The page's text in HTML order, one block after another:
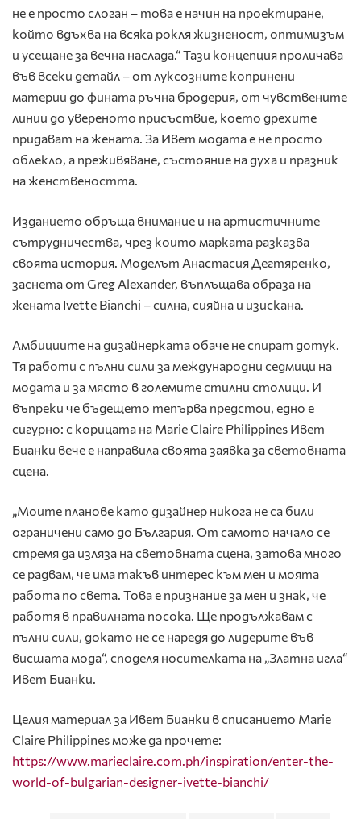
не е просто слоган – това е начин на проектиране,
който вдъхва на всяка рокля жизненост, оптимизъм
и усещане за вечна наслада.“ Тази концепция проличава
във всеки детайл – от луксозните копринени
материи до фината ръчна бродерия, от чувствените
линии до увереното присъствие, което дрехите
придават на жената. За Ивет модата е не просто
облекло, а преживяване, състояние на духа и празник
на женствеността.
Изданието обръща внимание и на артистичните
сътрудничества, чрез които марката разказва
своята история. Моделът Анастасия Дегтяренко,
заснета от Greg Alexander, въплъщава образа на
жената Ivette Bianchi – силна, сияйна и изискана.
Амбициите на дизайнерката обаче не спират дотук.
Тя работи с пълни сили за международни седмици на
модата и за място в големите стилни столици. И
въпреки че бъдещето тепърва предстои, едно е
сигурно: с корицата на Marie Claire Philippines Ивет
Бианки вече е направила своята заявка за световната
сцена.
„Моите планове като дизайнер никога не са били
ограничени само до България. От самото начало се
стремя да изляза на световната сцена, затова много
се радвам, че има такъв интерес към мен и моята
работа по света. Това е признание за мен и знак, че
работя в правилната посока. Ще продължавам с
пълни сили, докато не се наредя до лидерите във
висшата мода“, споделя носителката на „Златна игла“
Ивет Бианки.
Целия материал за Ивет Бианки в списанието Marie
Claire Philippines може да прочете:
https://www.marieclaire.com.ph/inspiration/enter-the-
world-of-bulgarian-designer-ivette-bianchi/